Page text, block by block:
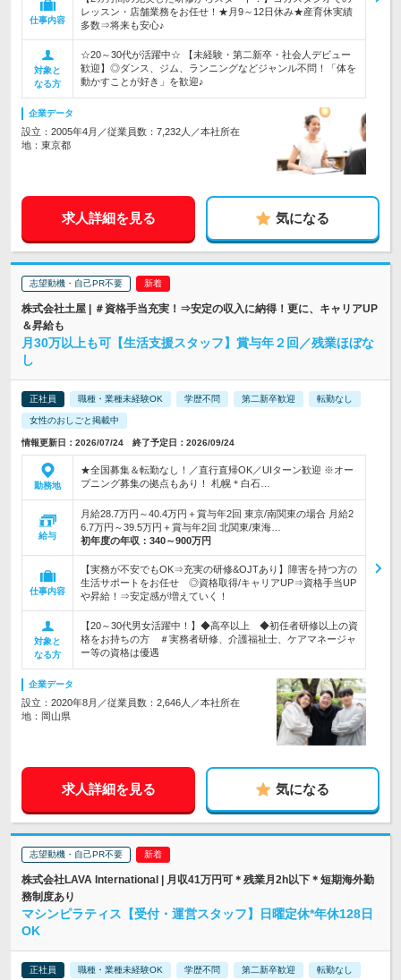
仕事内容
レッスン・店舗業務をお任せ！★月9～12日休み★産育休実績
多数⇒将来も安心♪
対象と
なる方
☆20～30代が活躍中☆ 【未経験・第二新卒・社会人デビュー
歓迎】◎ダンス、ジム、ランニングなどジャンル不問！「体を
動かすことが好き」を歓迎♪
企業データ
設立：2005年4月／従業員数：7,232人／本社所在
地：東京都
求人詳細を見る 気になる
志望動機・自己PR不要
株式会社土屋 | ＃資格手当充実！⇒安定の収入に納得！更に、キャリアUP
＆昇給も
月30万以上も可【生活支援スタッフ】賞与年２回／残業ほぼな
し
正社員 職種・業種未経験OK 学歴不問 第二新卒歓迎 転勤なし
女性のおしごと掲載中
情報更新日：2026/07/24 終了予定日：2026/09/24
勤務地
★全国募集＆転勤なし！／直行直帰OK／UIターン歓迎 ※オー
プニング募集の拠点もあり！ 札幌＊白石…
給与
月給28.7万円～40.4万円＋賞与年2回 東京/南関東の場合 月給2
6.7万円～39.5万円＋賞与年2回 北関東/東海…
初年度の年収： 340～900万円
仕事内容
【実務が不安でもOK⇒充実の研修&OJTあり】障害を持つ方の
生活サポートをお任せ ◎資格取得/キャリアUP⇒資格手当UP
や昇給！⇒安定感が増えていく！
対象と
なる方
【20～30代男女活躍中！】◆高卒以上 ◆初任者研修以上の資
格をお持ちの方 ＃実務者研修、介護福祉士、ケアマネージャ
ー等の資格は優遇
企業データ
設立：2020年8月／従業員数：2,646人／本社所在
地：岡山県
求人詳細を見る 気になる
志望動機・自己PR不要
株式会社LAVA International | 月収41万円可＊残業月2h以下＊短期海外勤
務制度あり
マシンピラティス【受付・運営スタッフ】日曜定休*年休128日
OK
正社員 職種・業種未経験OK 学歴不問 第二新卒歓迎 転勤なし